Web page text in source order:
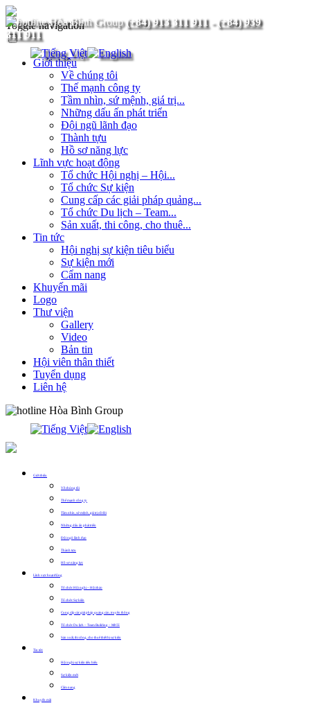
(+84) 913 311 911- (+84) 939
311 911
Toggle navigation
Giới thiệu
Về chúng tôi
Thế mạnh công ty
Tầm nhìn, sứ mệnh, giá trị...
Những dấu ấn phát triển
Đội ngũ lãnh đạo
Thành tựu
Hồ sơ năng lực
Lĩnh vực hoạt động
Tổ chức Hội nghị – Hội...
Tổ chức Sự kiện
Cung cấp các giải pháp quảng...
Tổ chức Du lịch – Team...
Sản xuất, thi công, cho thuê...
Tin tức
Hội nghị sự kiện tiêu biểu
Sự kiện mới
Cẩm nang
Khuyến mãi
Logo
Thư viện
Gallery
Video
Bản tin
Hội viên thân thiết
Tuyển dụng
Liên hệ
Giới thiệu
Về chúng tôi
Thế mạnh công ty
Tầm nhìn, sứ mệnh, giá trị cốt lõi
Những dấu ấn phát triển
Đội ngũ lãnh đạo
Thành tựu
Hồ sơ năng lực
Lĩnh vực hoạt động
Tổ chức Hội nghị – Hội thảo
Tổ chức Sự kiện
Cung cấp các giải pháp quảng cáo, truyền thông
Tổ chức Du lịch – Team Building – MICE
Sản xuất, thi công, cho thuê thiết bị sự kiện
Tin tức
Hội nghị sự kiện tiêu biểu
Sự kiện mới
Cẩm nang
Khuyến mãi